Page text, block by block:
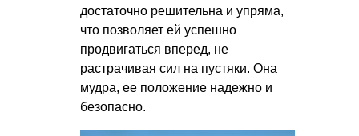
достаточно решительна и упряма,
что позволяет ей успешно
продвигаться вперед, не
растрачивая сил на пустяки. Она
мудра, ее положение надежно и
безопасно.